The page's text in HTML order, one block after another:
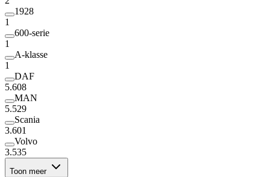
1928
1
600-serie
1
A-klasse
1
DAF
5.608
MAN
5.529
Scania
3.601
Volvo
3.535
Toon meer